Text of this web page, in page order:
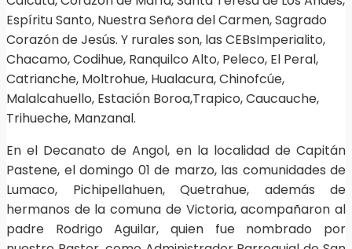
Espíritu Santo, Nuestra Señora del Carmen, Sagrado
Corazón de Jesús. Y rurales son, las CEBsImperialito,
Chacamo, Codihue, Ranquilco Alto, Peleco, El Peral,
Catrianche, Moltrohue, Hualacura, Chinofcúe,
Malalcahuello, Estación Boroa,Trapico, Caucauche,
Trihueche, Manzanal.
En el Decanato de Angol, en la localidad de Capitán
Pastene, el domingo 01 de marzo, las comunidades de
Lumaco, Pichipellahuen, Quetrahue, además de
hermanos de la comuna de Victoria, acompañaron al
padre Rodrigo Aguilar, quien fue nombrado por